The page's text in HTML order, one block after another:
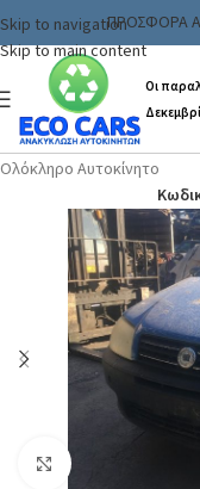
Skip to navigation
Skip to main content
ΠΡΟΣΦΟΡΑ
Οι
Αρχική σελίδα/
Ολόκληρο Αυτοκίνητο
Click to enlarge